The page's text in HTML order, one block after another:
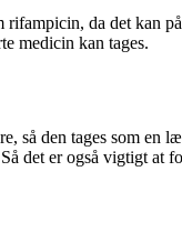
da det kan
medicin kan tages.
den tages som en
det er også vigtigt at